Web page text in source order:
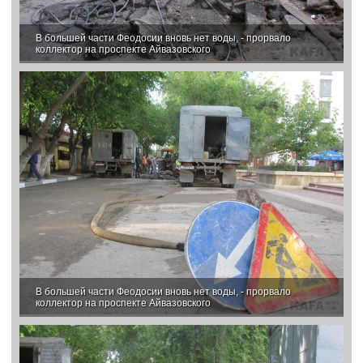
В большей части Феодосии вновь нет воды, - прорвало
коллектор на проспекте Айвазовского
В большей части Феодосии вновь нет воды, - прорвало
коллектор на проспекте Айвазовского